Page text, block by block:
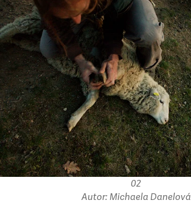
02
Autor: Michaela Danelová